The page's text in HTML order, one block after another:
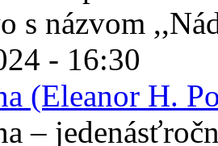
s názvom
- 16:30
(Eleanor H.
–